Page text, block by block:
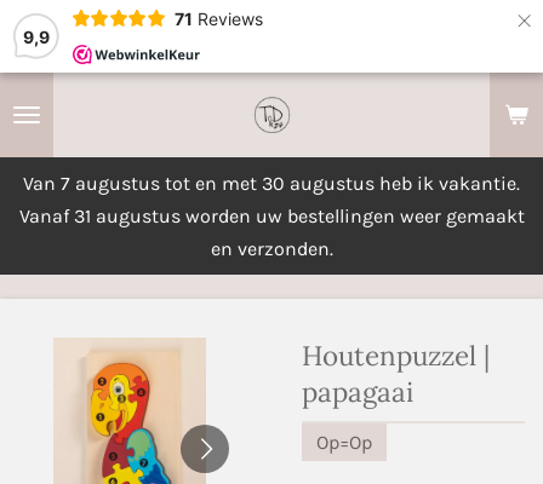
9,9
71 Reviews ×
Van 7 augustus tot en met 30 augustus heb ik vakantie.
Vanaf 31 augustus worden uw bestellingen weer gemaakt
en verzonden.
Houtenpuzzel |
papagaai
Op=Op